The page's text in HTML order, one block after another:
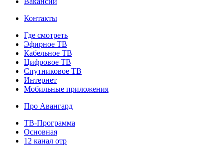
Контакты
Где смотреть
Эфирное ТВ
Кабельное ТВ
Цифровое ТВ
Спутниковое ТВ
Интернет
Мобильные приложения
Про Авангард
ТВ-Программа
Основная
12 канал отр